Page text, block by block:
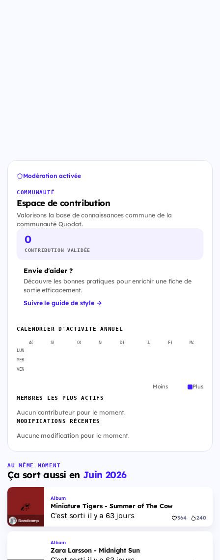
Modération activée
COMMUNAUTÉ
Espace de contribution
Valorisons la base de connaissances commune de la
communauté Quodat.
0
CONTRIBUTION VALIDÉE
Envie d'aider ?
Découvre les bonnes pratiques pour enrichir une fiche de
sortie efficacement.
Suivre le guide de style →
CALENDRIER D'ACTIVITÉ ANNUEL
AOÛT SEPT. OCT. NOV. DÉC. JANV. FÉVR. MARS
LUN
MER
VEN
Moins Plus
MEMBRES LES PLUS ACTIFS
Aucun contributeur pour le moment.
MODIFICATIONS RÉCENTES
Aucune modification pour le moment.
AU MÊME MOMENT
Ça sort aussi en Juin 2026
Bandcamp
Album
Miniature Tigers - Summer of The Cow
C'est sorti il y a 63 jours 364 240
Album
Zara Larsson - Midnight Sun